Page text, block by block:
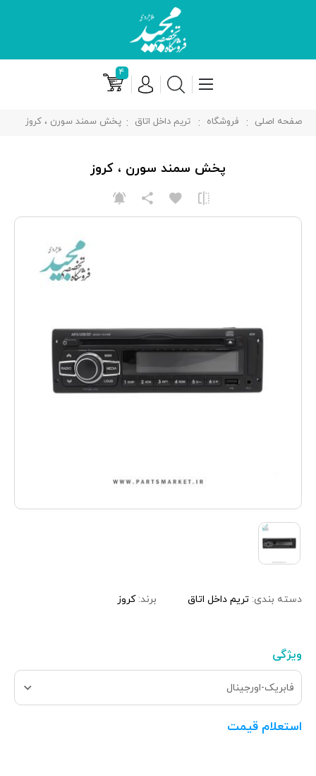
۴
صفحه اصلی فروشگاه تریم داخل اتاق پخش سمند سورن ، کروز
دسته بندی: تریم داخل اتاق برند:کروز
ویژگی
فابریک-اورجینال
استعلام قیمت
پخش سمند سورن ، کروز